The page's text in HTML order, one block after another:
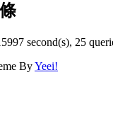
second(s), 25
ByYeei!